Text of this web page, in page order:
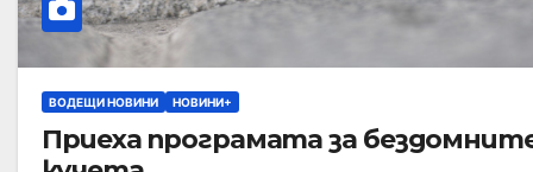
ВОДЕЩИ НОВИНИ НОВИНИ+
Приеха програмата за